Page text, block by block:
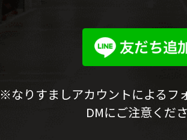
※なりすましアカウントによるフ
DMにご注意くだ